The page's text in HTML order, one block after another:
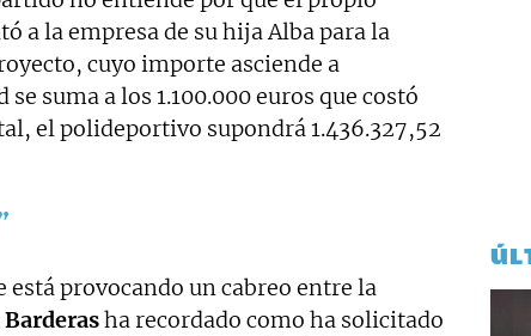
a la empresa de su hija Alba para la
cuyo importe asciende a
se suma a los 1.100.000 euros que costó
el polideportivo supondrá 1.436.327,52
está provocando un cabreo entre la
ha recordado como ha solicitado